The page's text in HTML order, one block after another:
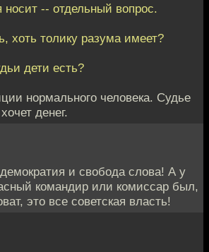
носит -- отдельный вопрос.
хоть толику разума имеет?
дети есть?
нормального человека. Судье
денег.
и свобода слова! А у
командир или комиссар был,
это все советская власть!